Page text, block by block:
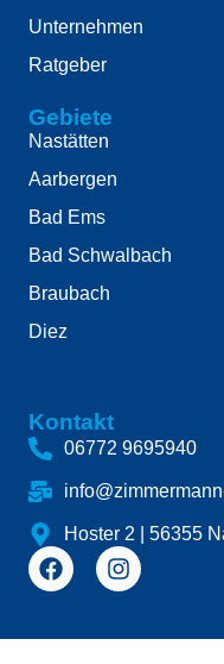
Unternehmen
Ratgeber
Gebiete
Nastätten
Aarbergen
Bad Ems
Bad Schwalbach
Braubach
Diez
Kontakt
06772 9695940
Hoster 2 | 56355